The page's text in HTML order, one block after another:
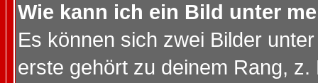
Wie kann ich ein Bild unter
Es können sich zwei Bilder
erste gehört zu deinem Rang,